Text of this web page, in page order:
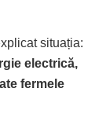
situația:
electrică,
fermele